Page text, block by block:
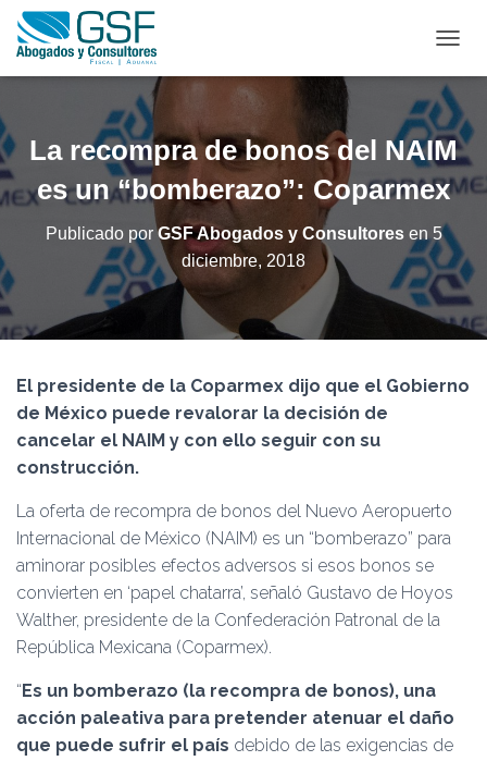
A
M
B
I
A
R
M
O
D
O
D
E
N
A
E
N
La recompra de bonos del NAIM
es un “bomberazo”: Coparmex
Publicado porGSF Abogados y Consultoresen 5
diciembre, 2018
El presidente de la Coparmex dijo que el Gobierno
de México puede revalorar la decisión de
cancelar el NAIM y con ello seguir con su
construcción.
La oferta de recompra de bonos del Nuevo Aeropuerto
Internacional de México (NAIM) es un “bomberazo” para
aminorar posibles efectos adversos si esos bonos se
convierten en ‘papel chatarra’, señaló Gustavo de Hoyos
Walther, presidente de la Confederación Patronal de la
República Mexicana (Coparmex).
“Es un bomberazo (la recompra de bonos), una
acción paleativa para pretender atenuar el daño
que puede sufrir el país debido de las exigencias de